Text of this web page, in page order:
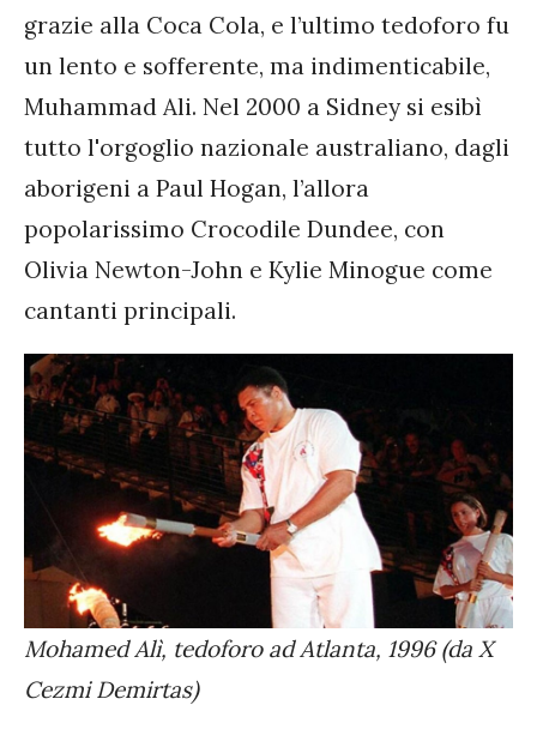
grazie alla Coca Cola, e l’ultimo tedoforo fu
un lento e sofferente, ma indimenticabile,
Muhammad Ali. Nel 2000 a Sidney si esibì
tutto l'orgoglio nazionale australiano, dagli
aborigeni a Paul Hogan, l’allora
popolarissimo Crocodile Dundee, con
Olivia Newton-John e Kylie Minogue come
cantanti principali.
Mohamed Alì, tedoforo ad Atlanta, 1996 (da X
Cezmi Demirtas)